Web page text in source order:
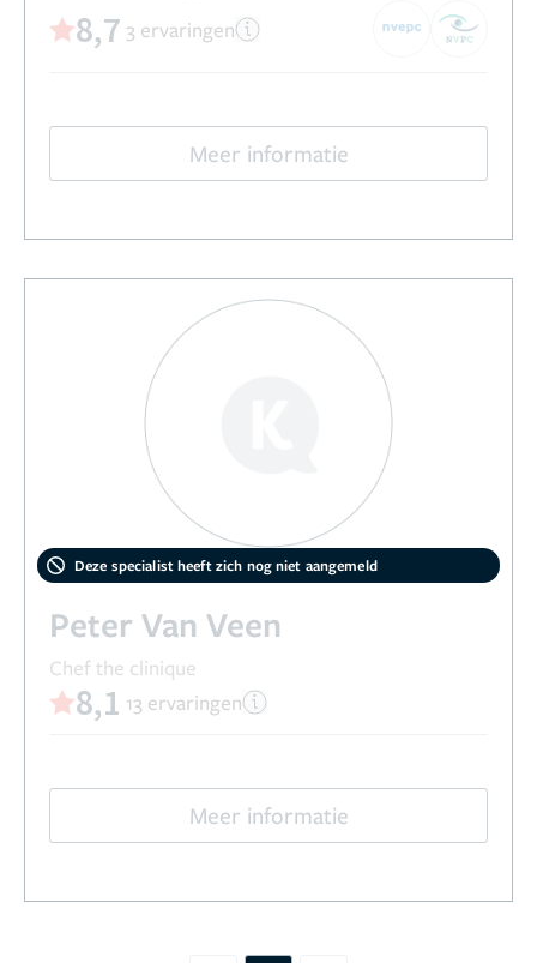
8,7 3 ervaringen
Meer informatie
Deze specialist heeft zich nog niet aangemeld
Peter Van Veen
Chef the clinique
8,1 13 ervaringen
Meer informatie